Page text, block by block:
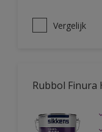
Vergelijk
Rubbol Finura